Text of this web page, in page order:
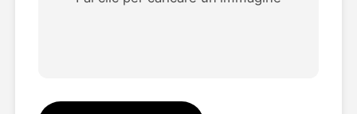
Vedi tutti i modelli